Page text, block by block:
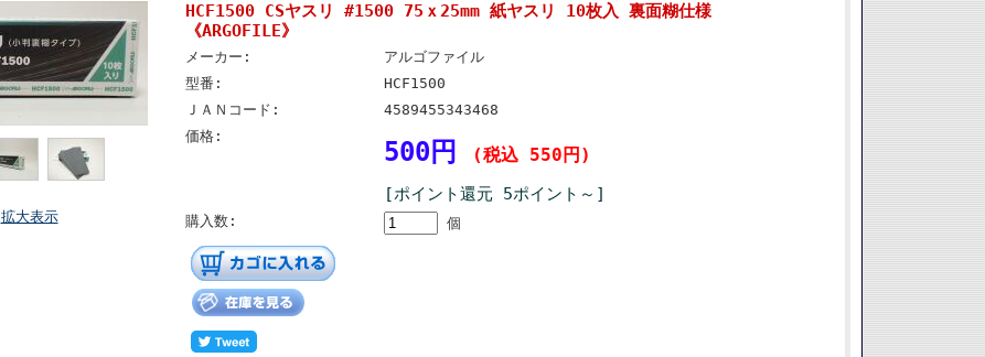
拡大表示
HCF1500 CSヤスリ #1500 75ｘ25mm 紙ヤスリ 10枚入 裏面糊仕様
《ARGOFILE》
メーカー:
アルゴファイル
型番:
HCF1500
ＪＡＮコード:
4589455343468
価格:
500円 (税込 550円)
[ポイント還元 5ポイント～]
購入数: 個